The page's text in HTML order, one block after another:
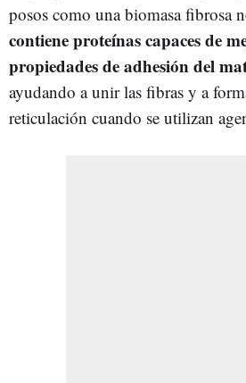
posos como una biomasa fibrosa
contiene proteínas capaces de
propiedades de adhesión del
ayudando a unir las fibras y a
reticulación cuando se utilizan